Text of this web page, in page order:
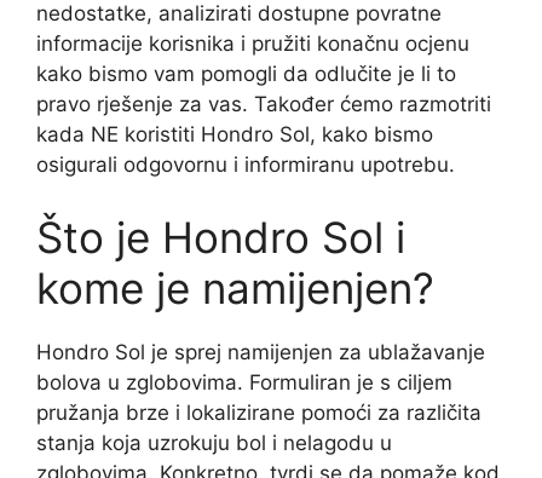
nedostatke, analizirati dostupne povratne
informacije korisnika i pružiti konačnu ocjenu
kako bismo vam pomogli da odlučite je li to
pravo rješenje za vas. Također ćemo razmotriti
kada NE koristiti Hondro Sol, kako bismo
osigurali odgovornu i informiranu upotrebu.
Što je Hondro Sol i
kome je namijenjen?
Hondro Sol je sprej namijenjen za ublažavanje
bolova u zglobovima. Formuliran je s ciljem
pružanja brze i lokalizirane pomoći za različita
stanja koja uzrokuju bol i nelagodu u
zglobovima. Konkretno, tvrdi se da pomaže kod